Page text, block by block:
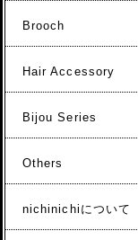
Brooch
Hair Accessory
Bijou Series
Others
nichinichiについて